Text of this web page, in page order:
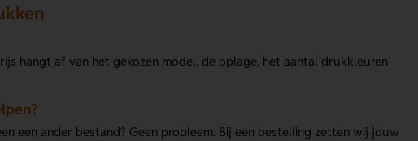
hangt af van het gekozen model, de oplage, het aantal drukkleuren
een ander bestand? Geen probleem. Bij een bestelling zetten wij jouw